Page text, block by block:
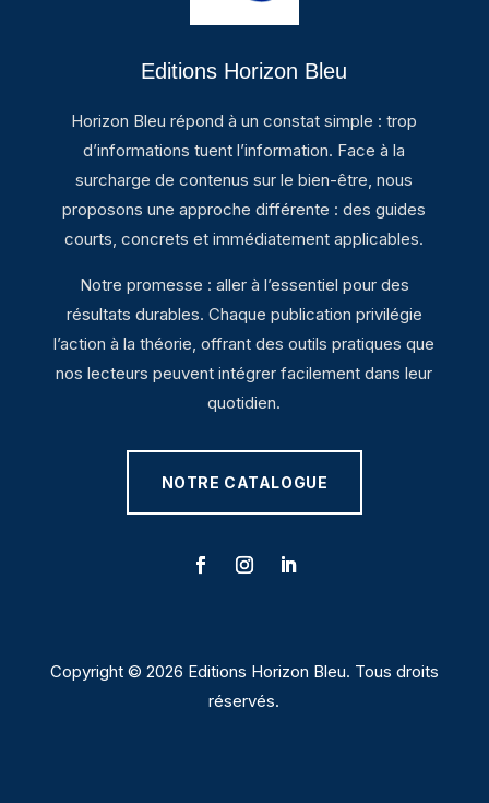
Editions Horizon Bleu
Horizon Bleu répond à un constat simple : trop
d’informations tuent l’information. Face à la
surcharge de contenus sur le bien-être, nous
proposons une approche différente : des guides
courts, concrets et immédiatement applicables.
Notre promesse : aller à l’essentiel pour des
résultats durables. Chaque publication privilégie
l’action à la théorie, offrant des outils pratiques que
nos lecteurs peuvent intégrer facilement dans leur
quotidien.
NOTRE CATALOGUE
Copyright © 2026 Editions Horizon Bleu. Tous droits
réservés.